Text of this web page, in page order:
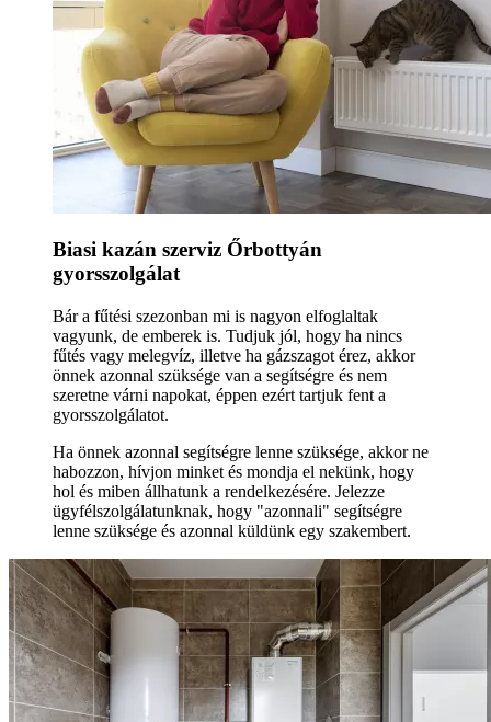
Biasi kazán szerviz Őrbottyán
gyorsszolgálat
Bár a fűtési szezonban mi is nagyon elfoglaltak
vagyunk, de emberek is. Tudjuk jól, hogy ha nincs
fűtés vagy melegvíz, illetve ha gázszagot érez, akkor
önnek azonnal szüksége van a segítségre és nem
szeretne várni napokat, éppen ezért tartjuk fent a
gyorsszolgálatot.
Ha önnek azonnal segítségre lenne szüksége, akkor ne
habozzon, hívjon minket és mondja el nekünk, hogy
hol és miben állhatunk a rendelkezésére. Jelezze
ügyfélszolgálatunknak, hogy "azonnali" segítségre
lenne szüksége és azonnal küldünk egy szakembert.